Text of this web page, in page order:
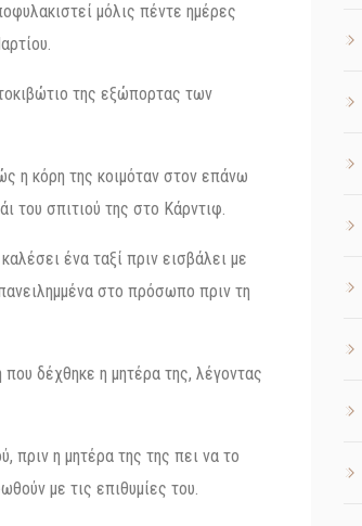
μόλις πέντε ημέρες
της εξώπορτας των
η κόρη της κοιμόταν στον επάνω
του σπιτιού της στο Κάρντιφ.
ένα ταξί πριν εισβάλει με
στο πρόσωπο πριν τη
δέχθηκε η μητέρα της, λέγοντας
πριν η μητέρα της της πει να το
με τις επιθυμίες του.